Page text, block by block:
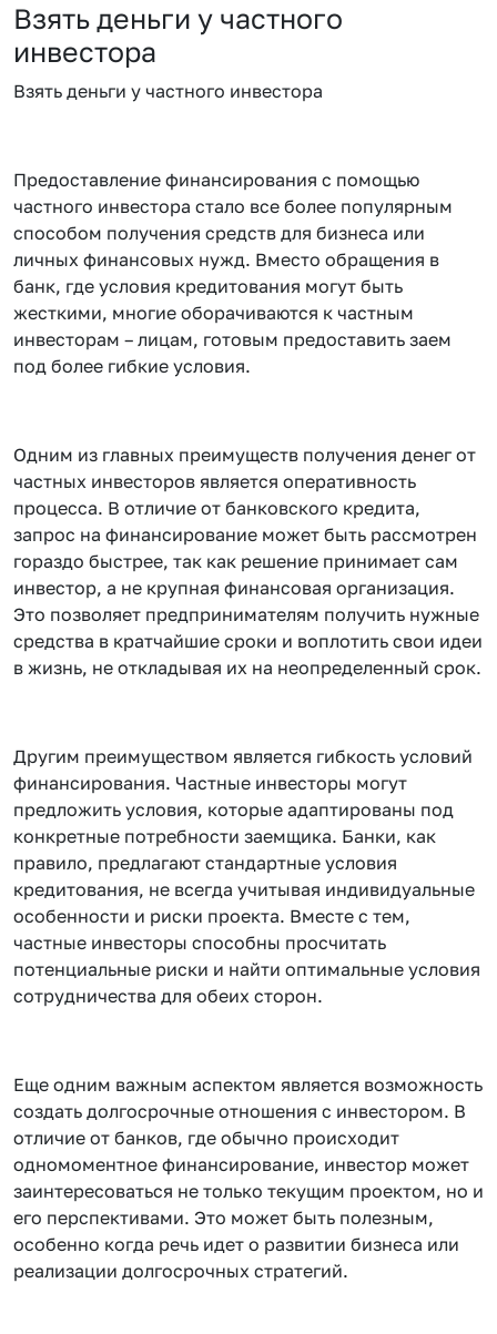
Взять деньги у частного
инвестора
Взять деньги у частного инвестора
Предоставление финансирования с помощью
частного инвестора стало все более популярным
способом получения средств для бизнеса или
личных финансовых нужд. Вместо обращения в
банк, где условия кредитования могут быть
жесткими, многие оборачиваются к частным
инвесторам – лицам, готовым предоставить заем
под более гибкие условия.
Одним из главных преимуществ получения денег от
частных инвесторов является оперативность
процесса. В отличие от банковского кредита,
запрос на финансирование может быть рассмотрен
гораздо быстрее, так как решение принимает сам
инвестор, а не крупная финансовая организация.
Это позволяет предпринимателям получить нужные
средства в кратчайшие сроки и воплотить свои идеи
в жизнь, не откладывая их на неопределенный срок.
Другим преимуществом является гибкость условий
финансирования. Частные инвесторы могут
предложить условия, которые адаптированы под
конкретные потребности заемщика. Банки, как
правило, предлагают стандартные условия
кредитования, не всегда учитывая индивидуальные
особенности и риски проекта. Вместе с тем,
частные инвесторы способны просчитать
потенциальные риски и найти оптимальные условия
сотрудничества для обеих сторон.
Еще одним важным аспектом является возможность
создать долгосрочные отношения с инвестором. В
отличие от банков, где обычно происходит
одномоментное финансирование, инвестор может
заинтересоваться не только текущим проектом, но и
его перспективами. Это может быть полезным,
особенно когда речь идет о развитии бизнеса или
реализации долгосрочных стратегий.